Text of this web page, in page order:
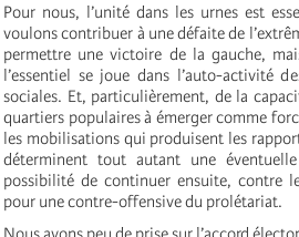
Pour nous, l’unité dans les urnes est
voulons contribuer à une défaite de
permettre une victoire de la gauche,
l’essentiel se joue dans l’auto-activité
sociales. Et, particulièrement, de la
quartiers populaires à émerger comme
les mobilisations qui produisent les
déterminent tout autant une
possibilité de continuer ensuite, contre
pour une contre-offensive du prolétariat.